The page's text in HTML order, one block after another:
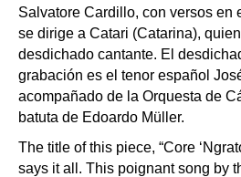
Salvatore Cardillo, con versos en
se dirige a Catari (Catarina),
desdichado cantante. El
grabación es el tenor español
acompañado de la Orquesta de
batuta de Edoardo Müller.
The title of this piece, “Core
says it all. This poignant song by